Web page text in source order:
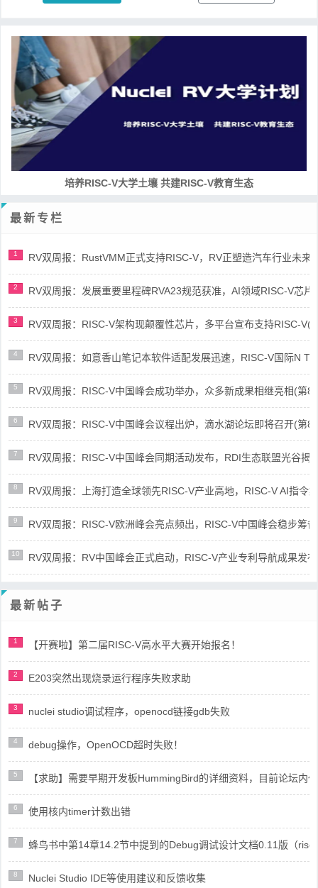
培养RISC-V大学土壤 共建RISC-V教育生态
最新专栏
1 RV双周报：RustVMM正式支持RISC-V，RV正塑造汽车行业未来
2 RV双周报：发展重要里程碑RVA23规范获准，AI领域RISC-V芯
3 RV双周报：RISC-V架构现颠覆性芯片，多平台宣布支持RISC-V(
4 RV双周报：如意香山笔记本软件适配发展迅速，RISC-V国际N
5 RV双周报：RISC-V中国峰会成功举办，众多新成果相继亮相(第
6 RV双周报：RISC-V中国峰会议程出炉，滴水湖论坛即将召开(第
7 RV双周报：RISC-V中国峰会同期活动发布，RDI生态联盟光谷揭
8 RV双周报：上海打造全球领先RISC-V产业高地，RISC-V AI指令
9 RV双周报：RISC-V欧洲峰会亮点频出，RISC-V中国峰会稳步筹
10 RV双周报：RV中国峰会正式启动，RISC-V产业专利导航成果发
最新帖子
1 【开赛啦】第二届RISC-V高水平大赛开始报名！
2 E203突然出现烧录运行程序失败求助
3 nuclei studio调试程序，openocd链接gdb失败
4 debug操作，OpenOCD超时失败！
5 【求助】需要早期开发板HummingBird的详细资料，目前论坛内
6 使用核内timer计数出错
7 蜂鸟书中第14章14.2节中提到的Debug调试设计文档0.11版（
8 Nuclei Studio IDE等使用建议和反馈收集